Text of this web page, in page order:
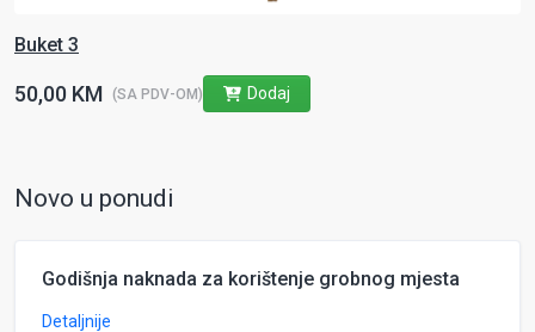
Buket 3
50,00 KM (SA PDV-OM) Dodaj
Novo u ponudi
Godišnja naknada za korištenje grobnog mjesta
Detaljnije